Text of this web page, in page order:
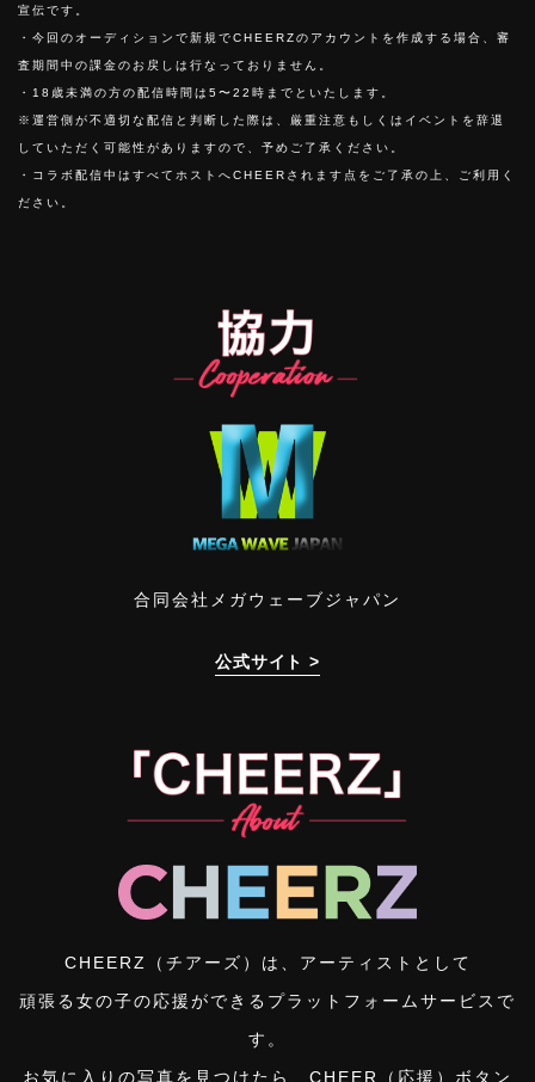
宣伝です。
・今回のオーディションで新規でCHEERZのアカウントを作成する場合、審
査期間中の課金のお戻しは行なっておりません。
・18歳未満の方の配信時間は5〜22時までといたします。
※運営側が不適切な配信と判断した際は、厳重注意もしくはイベントを辞退
していただく可能性がありますので、予めご了承ください。
・コラボ配信中はすべてホストへCHEERされます点をご了承の上、ご利用く
ださい。
合同会社メガウェーブジャパン
公式サイト >
CHEERZ（チアーズ）は、アーティストとして
頑張る女の子の応援ができるプラットフォームサービスで
す。
お気に入りの写真を見つけたら、CHEER（応援）ボタン